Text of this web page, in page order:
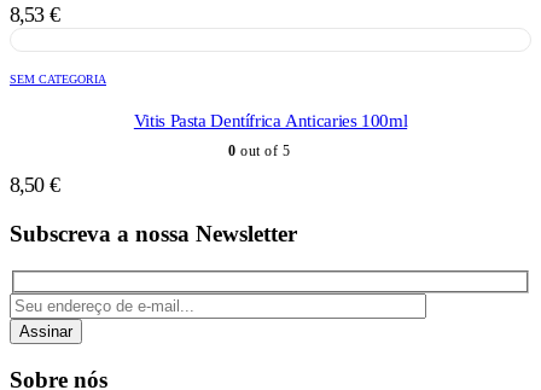
8,53 €
SEM CATEGORIA
Vitis Pasta Dentífrica Anticaries 100ml
0 out of 5
8,50 €
Subscreva a nossa Newsletter
Assinar
Sobre nós